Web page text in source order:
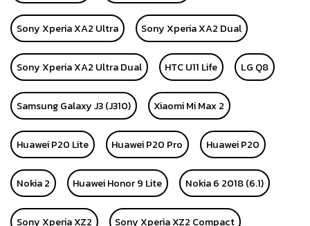
Sony Xperia XA2 Ultra Sony Xperia XA2 Dual
Sony Xperia XA2 Ultra Dual HTC U11 Life LG Q8
Samsung Galaxy J3 (J310) Xiaomi Mi Max 2
Huawei P20 Lite Huawei P20 Pro Huawei P20
Nokia 2 Huawei Honor 9 Lite Nokia 6 2018 (6.1)
Sony Xperia XZ2 Sony Xperia XZ2 Compact